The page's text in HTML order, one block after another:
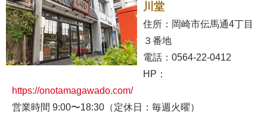
川堂
住所：岡崎市伝馬通4丁目
３番地
電話：0564-22-0412
HP：
https://onotamagawado.com/
営業時間 9:00〜18:30（定休日：毎週火曜）